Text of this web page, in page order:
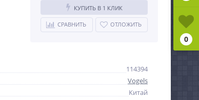
КУПИТЬ В 1 КЛИК
СРАВНИТЬ ОТЛОЖИТЬ
114394
Vogels
Китай
0